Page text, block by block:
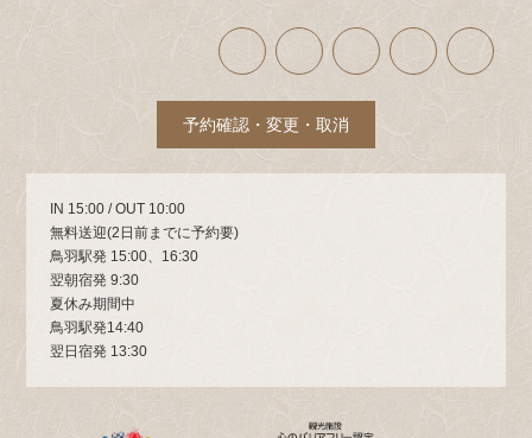
ア
イ
コ
ン
ン
ク
ア
イ
コ
ン
ン
ク
ア
イ
コ
ン
ン
ク
ア
イ
コ
ン
ア
イ
コ
ン
予約確認・変更・取消
IN 15:00 / OUT 10:00
無料送迎(2日前までに予約要)
鳥羽駅発 15:00、16:30
翌朝宿発 9:30
夏休み期間中
鳥羽駅発14:40
翌日宿発 13:30